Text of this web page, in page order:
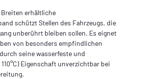
erhältliche
schützt Stellen des Fahrzeugs, die
unberührt bleiben sollen. Es eignet
von besonders empfindlichen
seine wasserfeste und
Eigenschaft unverzichtbar bei